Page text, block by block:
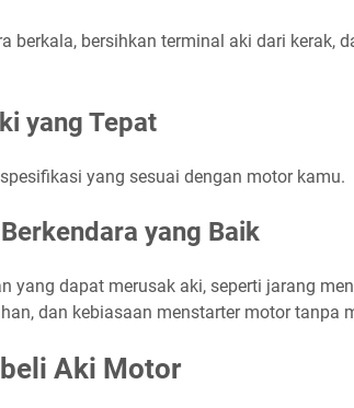
berkala, bersihkan terminal aki dari kerak,
yang Tepat
yang sesuai dengan motor kamu.
yang Baik
yang dapat merusak aki, seperti jarang
dan kebiasaan menstarter motor tanpa
Aki Motor